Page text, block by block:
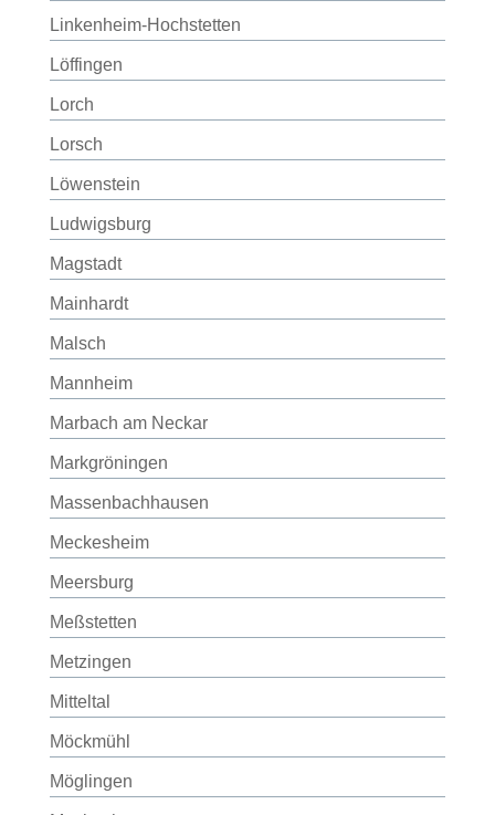
Linkenheim-Hochstetten
Löffingen
Lorch
Lorsch
Löwenstein
Ludwigsburg
Magstadt
Mainhardt
Malsch
Mannheim
Marbach am Neckar
Markgröningen
Massenbachhausen
Meckesheim
Meersburg
Meßstetten
Metzingen
Mitteltal
Möckmühl
Möglingen